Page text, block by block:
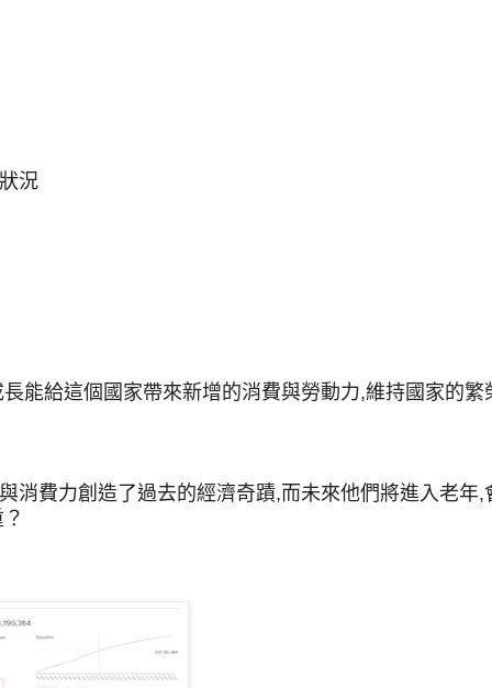
況
能給這個國家帶來新增的消費與勞動力,維持國家的繁
消費力創造了過去的經濟奇蹟,而未來他們將進入老年,